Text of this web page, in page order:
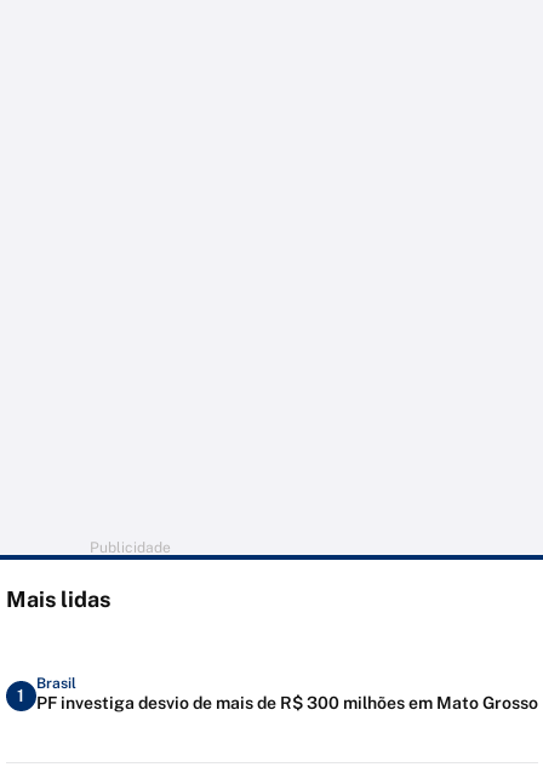
Publicidade
Mais lidas
1
Brasil
PF investiga desvio de mais de R$ 300 milhões em Mato Grosso